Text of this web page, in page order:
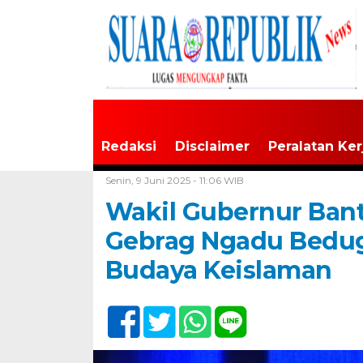
Redaksi Disclaimer Peralatan
Senin, 9 Juni 2025 - 11:06 WIB
Wakil Gubernur
Gebrag Ngadu
Budaya Keislaman